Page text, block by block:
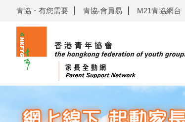
青協・有您需要 青協‧會員易 M21青協網台